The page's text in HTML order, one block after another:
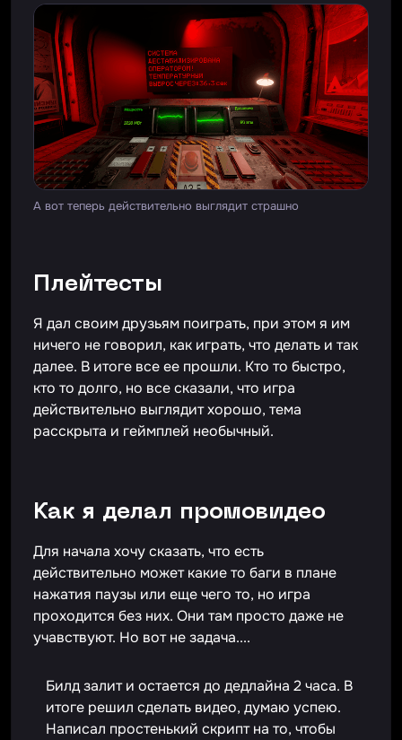
А вот теперь действительно выглядит страшно
Плейтесты
Я дал своим друзьям поиграть, при этом я им
ничего не говорил, как играть, что делать и так
далее. В итоге все ее прошли. Кто то быстро,
кто то долго, но все сказали, что игра
действительно выглядит хорошо, тема
расскрыта и геймплей необычный.
Как я делал промовидео
Для начала хочу сказать, что есть
действительно может какие то баги в плане
нажатия паузы или еще чего то, но игра
проходится без них. Они там просто даже не
учавствуют. Но вот не задача....
Билд залит и остается до дедлайна 2 часа. В
итоге решил сделать видео, думаю успею.
Написал простенький скрипт на то, чтобы